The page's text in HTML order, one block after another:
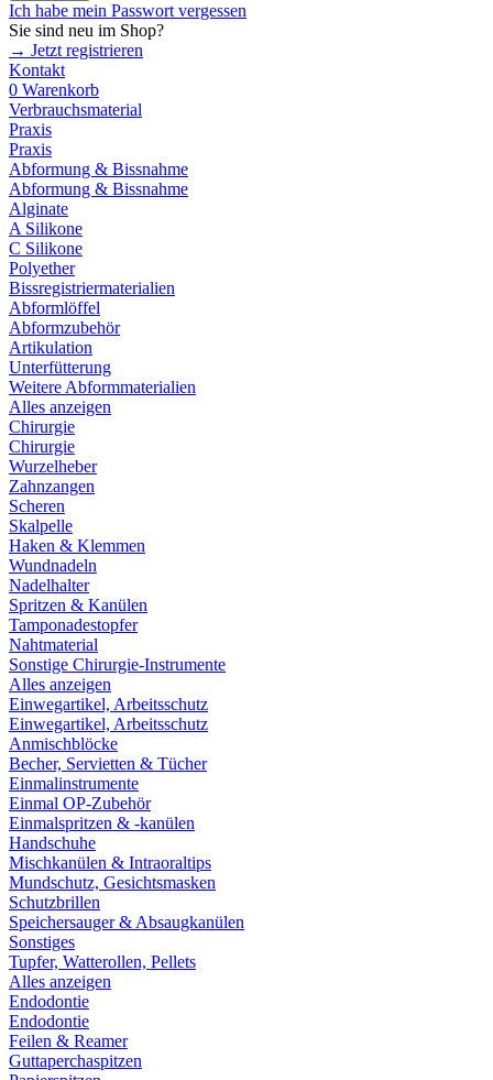
Ich habe mein Passwort vergessen
Sie sind neu im Shop?
→ Jetzt registrieren
Kontakt
0 Warenkorb
Verbrauchsmaterial
Praxis
Praxis
Abformung & Bissnahme
Abformung & Bissnahme
Alginate
A Silikone
C Silikone
Polyether
Bissregistriermaterialien
Abformlöffel
Abformzubehör
Artikulation
Unterfütterung
Weitere Abformmaterialien
Alles anzeigen
Chirurgie
Chirurgie
Wurzelheber
Zahnzangen
Scheren
Skalpelle
Haken & Klemmen
Wundnadeln
Nadelhalter
Spritzen & Kanülen
Tamponadestopfer
Nahtmaterial
Sonstige Chirurgie-Instrumente
Alles anzeigen
Einwegartikel, Arbeitsschutz
Einwegartikel, Arbeitsschutz
Anmischblöcke
Becher, Servietten & Tücher
Einmalinstrumente
Einmal OP-Zubehör
Einmalspritzen & -kanülen
Handschuhe
Mischkanülen & Intraoraltips
Mundschutz, Gesichtsmasken
Schutzbrillen
Speichersauger & Absaugkanülen
Sonstiges
Tupfer, Watterollen, Pellets
Alles anzeigen
Endodontie
Endodontie
Feilen & Reamer
Guttaperchaspitzen